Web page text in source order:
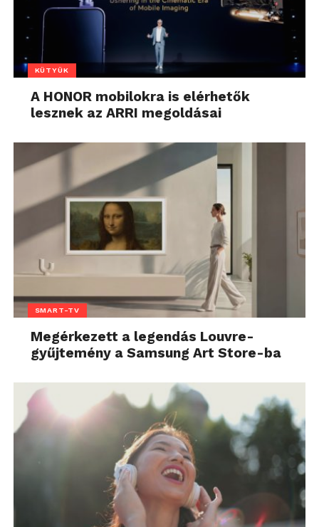
KÜTYÜK
A HONOR mobilokra is elérhetők
lesznek az ARRI megoldásai
SMART-TV
Megérkezett a legendás Louvre-
gyűjtemény a Samsung Art Store-ba